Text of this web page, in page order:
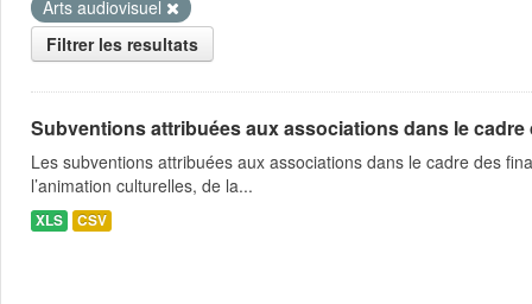
Arts audiovisuel
Filtrer les resultats
Subventions attribuées aux associations dans le
Les subventions attribuées aux associations dans le cadre des
l’animation culturelles, de la...
XLS CSV